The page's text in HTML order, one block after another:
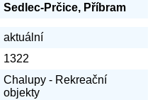
Sedlec-Prčice, Příbram
aktuální
1322
Chalupy - Rekreační
objekty